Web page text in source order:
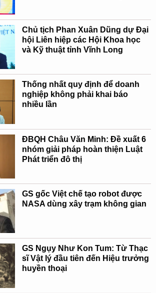
Chủ tịch Phan Xuân Dũng dự Đại
hội Liên hiệp các Hội Khoa học
và Kỹ thuật tỉnh Vĩnh Long
Thống nhất quy định để doanh
nghiệp không phải khai báo
nhiều lần
ĐBQH Châu Văn Minh: Đề xuất 6
nhóm giải pháp hoàn thiện Luật
Phát triển đô thị
GS gốc Việt chế tạo robot được
NASA dùng xây trạm không gian
GS Ngụy Như Kon Tum: Từ Thạc
sĩ Vật lý đầu tiên đến Hiệu trưởng
huyền thoại